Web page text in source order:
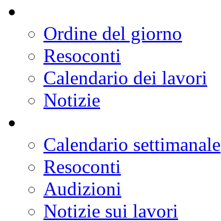
Ordine del giorno
Resoconti
Calendario dei lavori
Notizie
Calendario settimanale
Resoconti